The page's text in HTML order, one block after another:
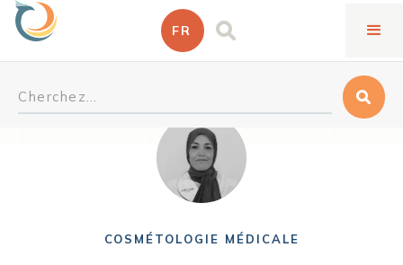
FR
COSMÉTOLOGIE MÉDICALE